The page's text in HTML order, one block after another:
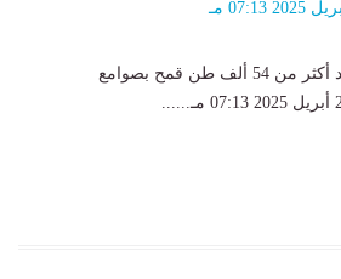
محافظ الوادي الجديد: توريد أكثر من 54 ألف طن قمح بصوامع